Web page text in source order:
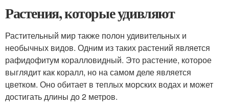
Растения, которые удивляют
Растительный мир также полон удивительных и
необычных видов. Одним из таких растений является
рафидофитум коралловидный. Это растение, которое
выглядит как коралл, но на самом деле является
цветком. Оно обитает в теплых морских водах и может
достигать длины до 2 метров.